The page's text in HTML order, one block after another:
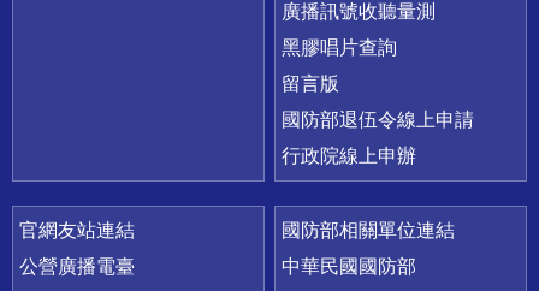
廣播訊號收聽量測
黑膠唱片查詢
留言版
國防部退伍令線上申請
行政院線上申辦
官網友站連結
公營廣播電臺
國防部相關單位連結
中華民國國防部